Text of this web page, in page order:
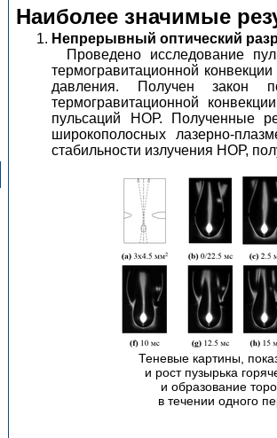
Наиболее значимые
Непрерывный оптический
Проведено исследование
термогравитационной
давления. Получен закон
термогравитационной
пульсаций НОР. Полученные
широкополосных лазерно-
стабильности излучения НОР,
Теневые картины,
и рост пузырька
и образование
в течении одного